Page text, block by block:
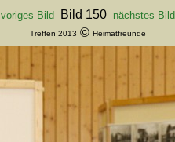
voriges Bild Bild 150 nächstes Bild
Treffen 2013 © Heimatfreunde